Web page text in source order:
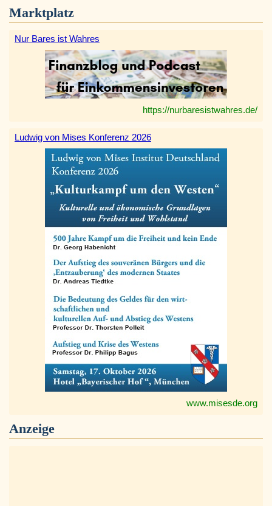
Marktplatz
Nur Bares ist Wahres
https://nurbaresistwahres.de/
Ludwig von Mises Konferenz 2026
www.misesde.org
Anzeige